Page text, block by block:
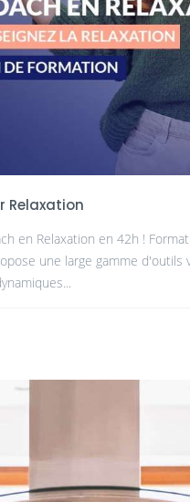
Relaxation
en Relaxation en 42h !
une large gamme d'outils